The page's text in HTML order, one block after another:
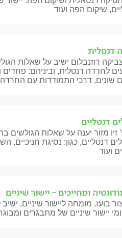
שיקום הפה ועוד
דנטלית
רוזנבלום ישיב על שאלות
לחרדה דנטלית, וביניהם: פחדים
שונים, דרכי התמודדות עם החרדה
דנטליים
זיו מזור יענה על שאלות הגולשים
דנטליים, כגון: נסיגת חניכיים,
ועוד
ומחייכים - יישור שיניים
בועז, מומחה ליישור שיניים,
יישור שיניים של מתבגרים